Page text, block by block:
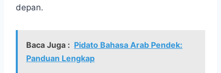
depan.
Baca Juga : Pidato Bahasa Arab Pendek:
Panduan Lengkap